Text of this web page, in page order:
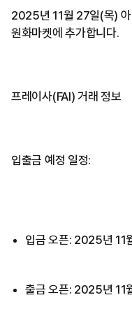
2025년 11월 27일(목) 아
원화마켓에 추가합니다.
프레이사(FAI) 거래 정보
입출금 예정 일정:
입금 오픈: 2025년
출금 오픈: 2025년